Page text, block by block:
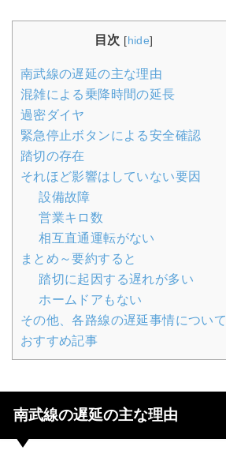
目次 [hide]
南武線の遅延の主な理由
混雑による乗降時間の延長
過密ダイヤ
緊急停止ボタンによる安全確認
踏切の存在
それほど影響はしていない要因
設備故障
営業キロ数
相互直通運転がない
まとめ～要約すると
踏切に起因する遅れが多い
ホームドアもない
その他、各路線の遅延事情について
おすすめ記事
南武線の遅延の主な理由